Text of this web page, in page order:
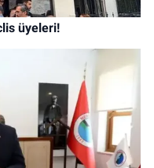
üyeleri!